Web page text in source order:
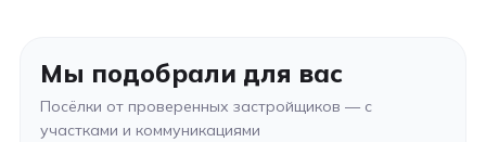
Мы подобрали для вас
Посёлки от проверенных застройщиков — с
участками и коммуникациями